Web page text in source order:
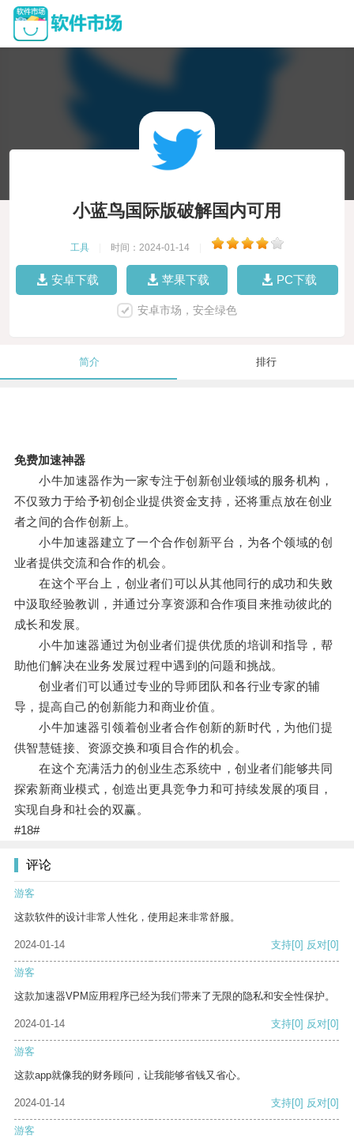
小蓝鸟国际版破解国内可用
工具 时间：2024-01-14
安卓下载 苹果下载 PC下载
安卓市场，安全绿色
简介 排行
免费加速神器
小牛加速器作为一家专注于创新创业领域的服务机构，
不仅致力于给予初创企业提供资金支持，还将重点放在创业
者之间的合作创新上。
小牛加速器建立了一个合作创新平台，为各个领域的创
业者提供交流和合作的机会。
在这个平台上，创业者们可以从其他同行的成功和失败
中汲取经验教训，并通过分享资源和合作项目来推动彼此的
成长和发展。
小牛加速器通过为创业者们提供优质的培训和指导，帮
助他们解决在业务发展过程中遇到的问题和挑战。
创业者们可以通过专业的导师团队和各行业专家的辅
导，提高自己的创新能力和商业价值。
小牛加速器引领着创业者合作创新的新时代，为他们提
供智慧链接、资源交换和项目合作的机会。
在这个充满活力的创业生态系统中，创业者们能够共同
探索新商业模式，创造出更具竞争力和可持续发展的项目，
实现自身和社会的双赢。
#18#
评论
游客
这款软件的设计非常人性化，使用起来非常舒服。
2024-01-14 支持[0] 反对[0]
游客
这款加速器VPM应用程序已经为我们带来了无限的隐私和安全性保护。
2024-01-14 支持[0] 反对[0]
游客
这款app就像我的财务顾问，让我能够省钱又省心。
2024-01-14 支持[0] 反对[0]
游客